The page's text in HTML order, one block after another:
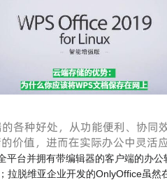
各种好处，从功能便利、协同
价值，进而在实际办公中灵活应
平台并拥有带编辑器的客户端的办公
拉脱维亚企业开发的OnlyOffice虽